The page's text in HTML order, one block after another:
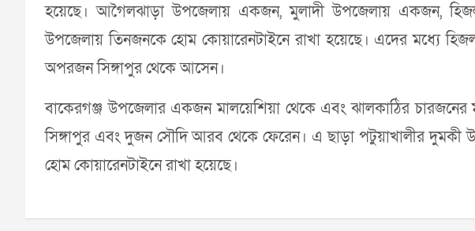
হয়েছে। আগৈলঝাড়া উপজেলায় একজন, মুলাদী উপজেলায় একজন,
উপজেলায় তিনজনকে হোম কোয়ারেনটাইনে রাখা হয়েছে। এদের মধ্যে
অপরজন সিঙ্গাপুর থেকে আসেন।
বাকেরগঞ্জ উপজেলার একজন মালয়েশিয়া থেকে এবং ঝালকাঠির
সিঙ্গাপুর এবং দুজন সৌদি আরব থেকে ফেরেন। এ ছাড়া পটুয়াখালীর
হোম কোয়ারেনটাইনে রাখা হয়েছে।